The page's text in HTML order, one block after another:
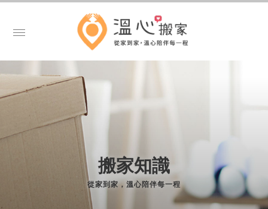
搬家知識